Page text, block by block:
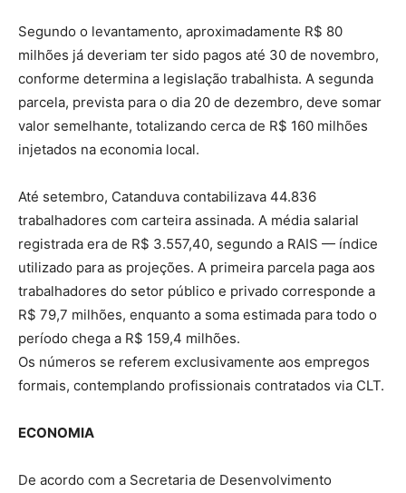
Segundo o levantamento, aproximadamente R$ 80
milhões já deveriam ter sido pagos até 30 de novembro,
conforme determina a legislação trabalhista. A segunda
parcela, prevista para o dia 20 de dezembro, deve somar
valor semelhante, totalizando cerca de R$ 160 milhões
injetados na economia local.
Até setembro, Catanduva contabilizava 44.836
trabalhadores com carteira assinada. A média salarial
registrada era de R$ 3.557,40, segundo a RAIS — índice
utilizado para as projeções. A primeira parcela paga aos
trabalhadores do setor público e privado corresponde a
R$ 79,7 milhões, enquanto a soma estimada para todo o
período chega a R$ 159,4 milhões.
Os números se referem exclusivamente aos empregos
formais, contemplando profissionais contratados via CLT.
ECONOMIA
De acordo com a Secretaria de Desenvolvimento